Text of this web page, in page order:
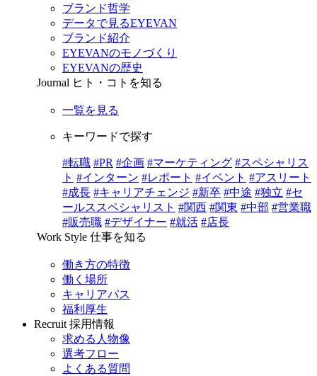
ブランド哲学
データで見るEYEVAN
ブランド紹介
EYEVANのモノづくり
EYEVANの歴史
Journal ヒト・コトを知る
一覧を見る
キーワードで探す
#転職 #PR #企画 #マーケティング #スペシャリス
ト #インターン #レポート #イベント #アスリート
#成長 #キャリアチェンジ #新卒 #中途 #独立 #セ
ールススペシャリスト #関西 #関東 #中部 #営業職
#販売職 #デザイナー #就活 #店長
Work Style 仕事を知る
働き方の特徴
働く場所
キャリアパス
福利厚生
Recruit 採用情報
求める人物像
選考フロー
よくある質問